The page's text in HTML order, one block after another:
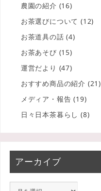
農園の紹介 (16)
お茶選びについて (12)
お茶道具の話 (4)
お茶あそび (15)
運営だより (47)
おすすめ商品の紹介 (21)
メディア・報告 (19)
日々日本茶暮らし (8)
アーカイブ